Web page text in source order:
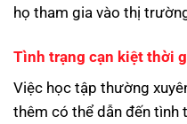
họ tham gia vào thị
Tình trạng cạn kiệt thời
Việc học tập thường
thêm có thể dẫn đến tình